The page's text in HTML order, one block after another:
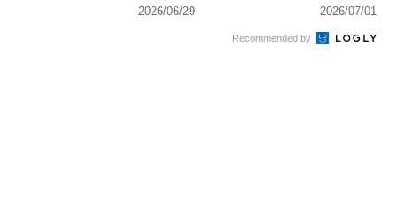
2026/06/29 2026/07/01
Recommended by